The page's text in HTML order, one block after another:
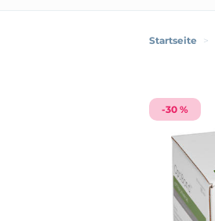
Startseite >
-30 %